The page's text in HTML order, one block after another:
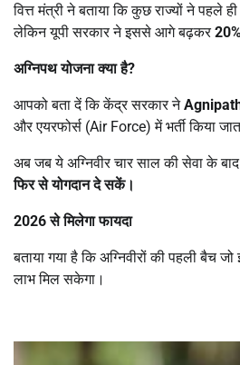
वित्त मंत्री ने बताया कि कुछ राज्यों ने पहले
लेकिन यूपी सरकार ने इससे आगे बढ़कर
अग्निपथ योजना क्या है?
आपको बता दें कि केंद्र सरकार ने
और एयरफोर्स (Air Force) में भर्ती किया
अब जब ये अग्निवीर चार साल की सेवा के
फिर से योगदान दे सकें।
2026से मिलेगा फायदा
बताया गया है कि अग्निवीरों की पहली बैच
लाभ मिल सकेगा।